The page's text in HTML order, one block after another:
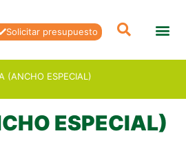
Solicitar presupuesto
(ANCHO ESPECIAL)
ESPECIAL)